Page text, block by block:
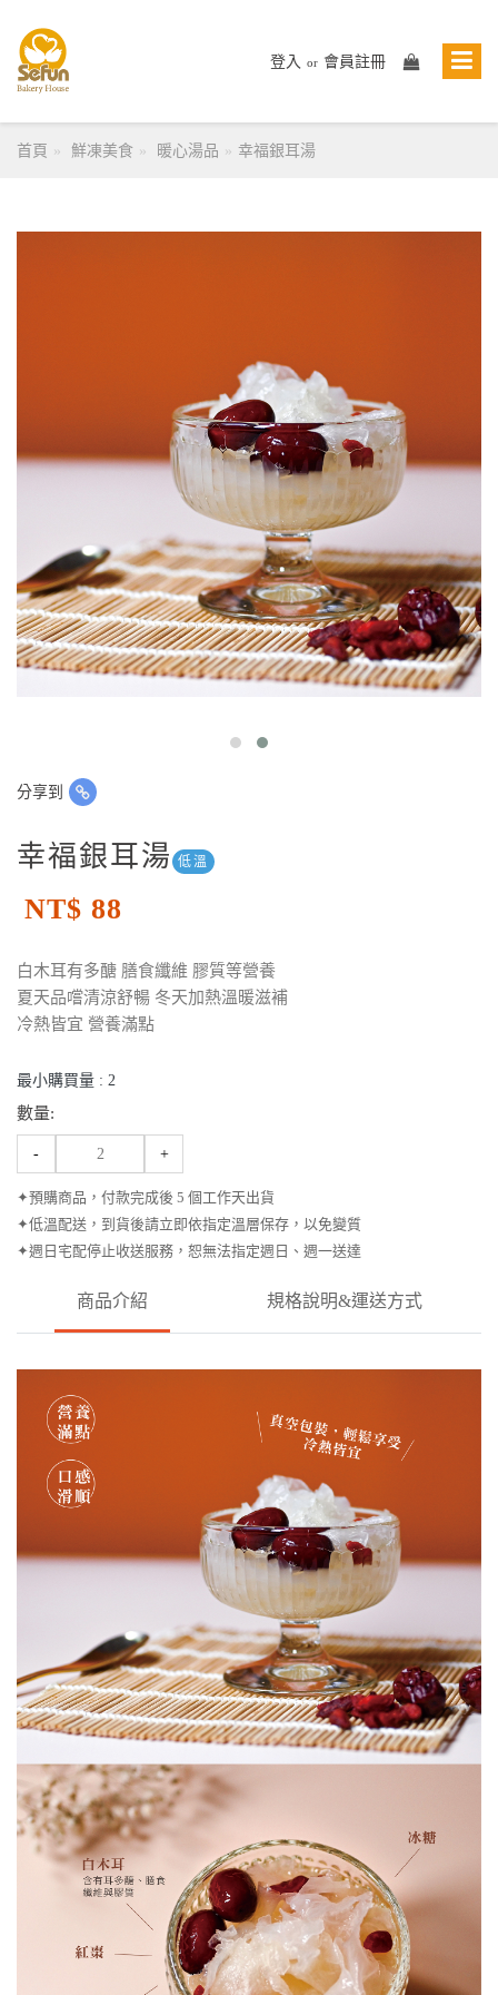
登入 or 會員註冊
首頁 鮮凍美食 暖心湯品 幸福銀耳湯
分享到
幸福銀耳湯 低溫
NT$ 88
白木耳有多醣 膳食纖維 膠質等營養
夏天品嚐清涼舒暢 冬天加熱溫暖滋補
冷熱皆宜 營養滿點
最小購買量 : 2
數量:
- +
✦預購商品，付款完成後 5 個工作天出貨
✦低溫配送，到貨後請立即依指定溫層保存，以免變質
✦週日宅配停止收送服務，恕無法指定週日、週一送達
商品介紹 規格說明&運送方式